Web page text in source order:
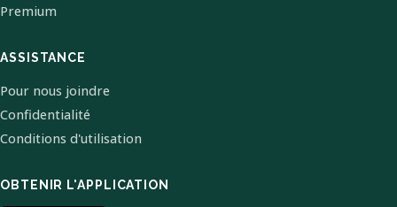
Premium
ASSISTANCE
Pour nous joindre
Confidentialité
Conditions d'utilisation
OBTENIR L'APPLICATION